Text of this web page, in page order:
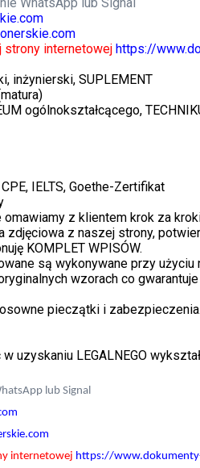
strony internetowej https://
inżynierski, SUPLEMENT
ogólnokształcącego,
IELTS, Goethe-Zertifikat
z klientem krok za
zdjęciowa z naszej strony,
KOMPLET WPISÓW.
są wykonywane przy
wzorach co
pieczątki i zabezpieczenia.
uzyskaniu LEGALNEGO
lub Signal
internetowej https://
Kolekcjonerskie
prawo jazd i inne.
dokumenty
- Paszporty, Dowody,
26 października, 2025